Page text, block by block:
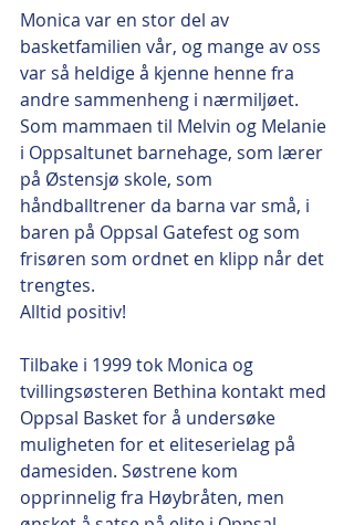
Monica var en stor del av
basketfamilien vår, og mange av oss
var så heldige å kjenne henne fra
andre sammenheng i nærmiljøet.
Som mammaen til Melvin og Melanie
i Oppsaltunet barnehage, som lærer
på Østensjø skole, som
håndballtrener da barna var små, i
baren på Oppsal Gatefest og som
frisøren som ordnet en klipp når det
trengtes.
Alltid positiv!
Tilbake i 1999 tok Monica og
tvillingsøsteren Bethina kontakt med
Oppsal Basket for å undersøke
muligheten for et eliteserielag på
damesiden. Søstrene kom
opprinnelig fra Høybråten, men